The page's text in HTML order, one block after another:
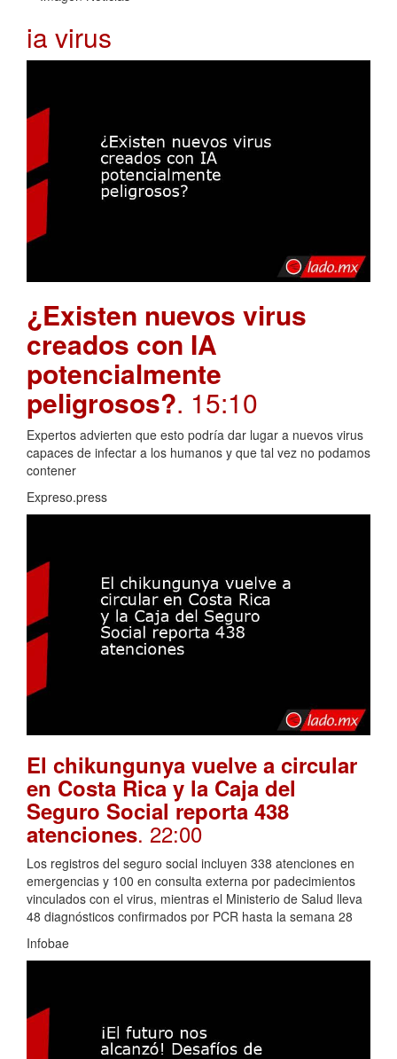
ia virus
¿Existen nuevos virus
creados con IA
potencialmente
peligrosos?. 15:10
Expertos advierten que esto podría dar lugar a nuevos virus
capaces de infectar a los humanos y que tal vez no podamos
contener
Expreso.press
El chikungunya vuelve a circular
en Costa Rica y la Caja del
Seguro Social reporta 438
atenciones. 22:00
Los registros del seguro social incluyen 338 atenciones en
emergencias y 100 en consulta externa por padecimientos
vinculados con el virus, mientras el Ministerio de Salud lleva
48 diagnósticos confirmados por PCR hasta la semana 28
Infobae